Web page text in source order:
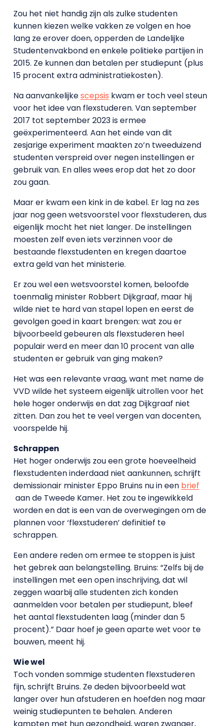
Zou het niet handig zijn als zulke studenten
kunnen kiezen welke vakken ze volgen en hoe
lang ze erover doen, opperden de Landelijke
Studentenvakbond en enkele politieke partijen in
2015. Ze kunnen dan betalen per studiepunt (plus
15 procent extra administratiekosten).
Na aanvankelijkescepsis kwam er toch veel steun
voor het idee van flexstuderen. Van september
2017 tot september 2023 is ermee
geëxperimenteerd. Aan het einde van dit
zesjarige experiment maakten zo’n tweeduizend
studenten verspreid over negen instellingen er
gebruik van. En alles wees erop dat het zo door
zou gaan.
Maar er kwam een kink in de kabel. Er lag na zes
jaar nog geen wetsvoorstel voor flexstuderen, dus
eigenlijk mocht het niet langer. De instellingen
moesten zelf even iets verzinnen voor de
bestaande flexstudenten en kregen daartoe
extra geld van het ministerie.
Er zou wel een wetsvoorstel komen, beloofde
toenmalig minister Robbert Dijkgraaf, maar hij
wilde niet te hard van stapel lopen en eerst de
gevolgen goed in kaart brengen: wat zou er
bijvoorbeeld gebeuren als flexstuderen heel
populair werd en meer dan 10 procent van alle
studenten er gebruik van ging maken?
Het was een relevante vraag, want met name de
VVD wilde het systeem eigenlijk uitrollen voor het
hele hoger onderwijs en dat zag Dijkgraaf niet
zitten. Dan zou het te veel vergen van docenten,
voorspelde hij.
Schrappen
Het hoger onderwijs zou een grote hoeveelheid
flexstudenten inderdaad niet aankunnen, schrijft
demissionair minister Eppo Bruins nu in een brief
aan de Tweede Kamer. Het zou te ingewikkeld
worden en dat is een van de overwegingen om de
plannen voor ‘flexstuderen’ definitief te
schrappen.
Een andere reden om ermee te stoppen is juist
het gebrek aan belangstelling. Bruins: “Zelfs bij de
instellingen met een open inschrijving, dat wil
zeggen waarbij alle studenten zich konden
aanmelden voor betalen per studiepunt, bleef
het aantal flexstudenten laag (minder dan 5
procent).” Daar hoef je geen aparte wet voor te
bouwen, meent hij.
Wie wel
Toch vonden sommige studenten flexstuderen
fijn, schrijft Bruins. Ze deden bijvoorbeeld wat
langer over hun afstuderen en hoefden nog maar
weinig studiepunten te behalen. Anderen